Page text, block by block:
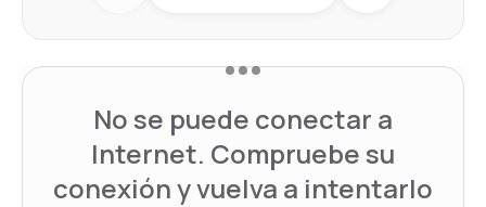
No se puede conectar a
Internet. Compruebe su
conexión y vuelva a intentarlo